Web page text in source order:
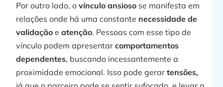
Por outro lado, ovínculo ansioso se manifesta em
relações onde há uma constante necessidade de
validação eatenção. Pessoas com esse tipo de
vínculo podem apresentarcomportamentos
dependentes, buscando incessantemente a
proximidade emocional. Isso pode gerartensões,